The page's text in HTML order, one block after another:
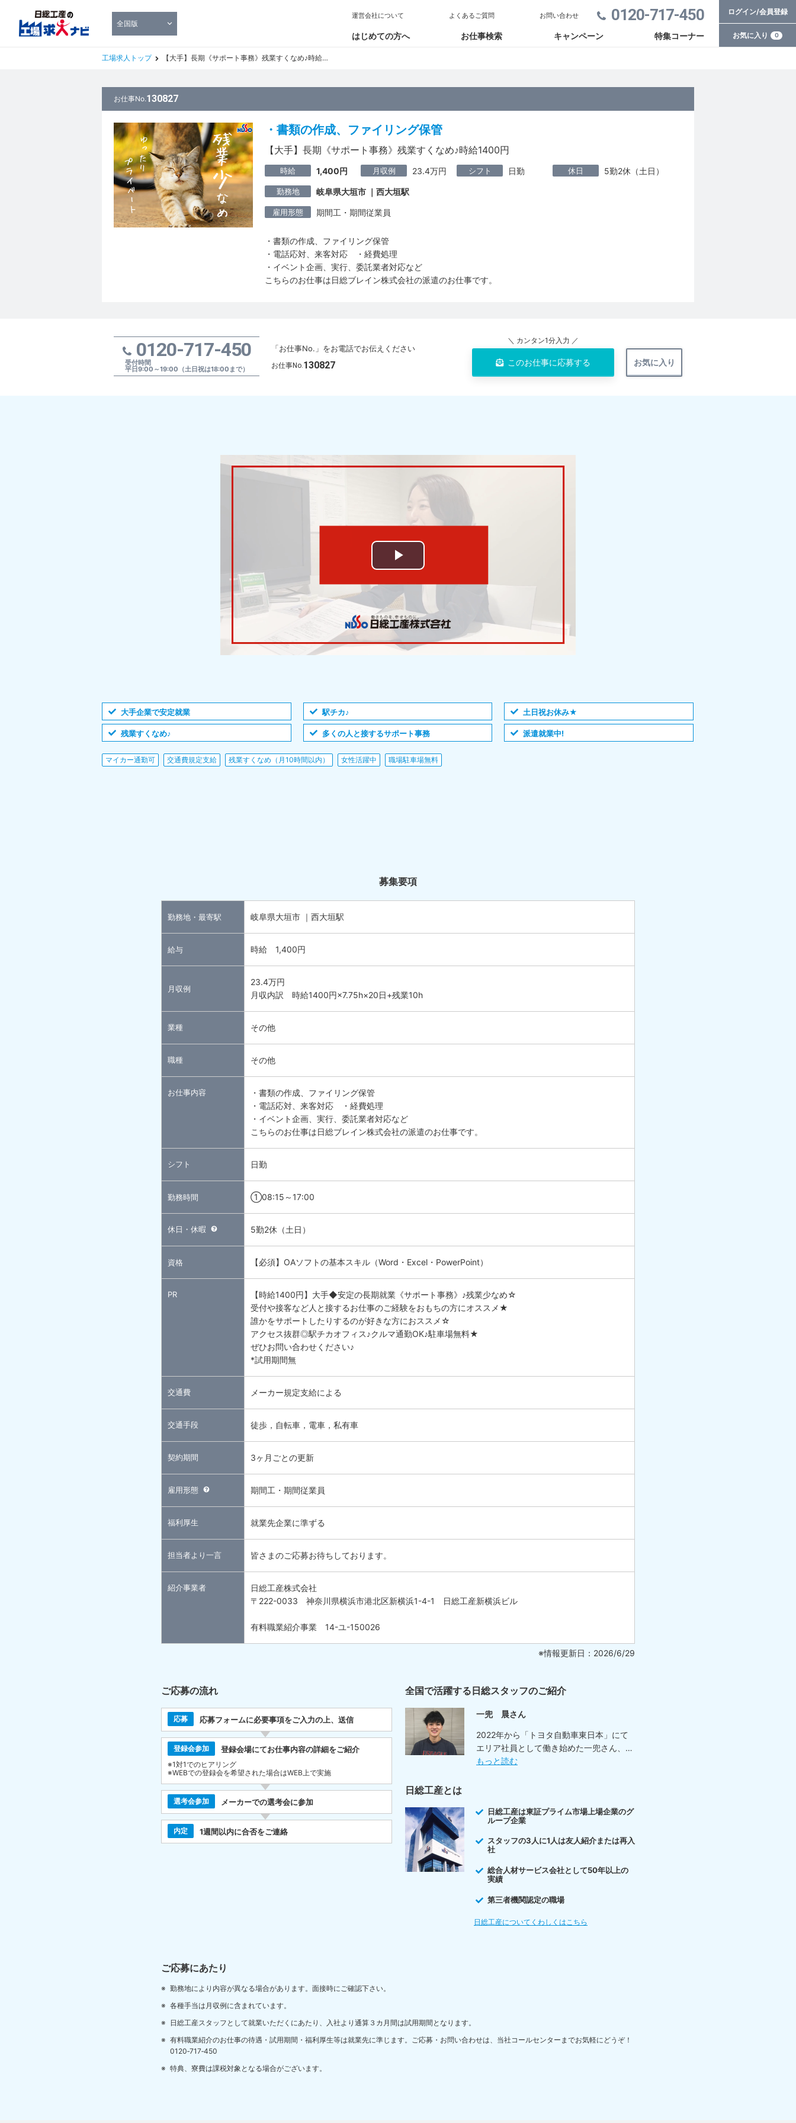
全国版 0120-717-450
はじめての方へ お仕事検索 キャンペーン 特集コーナー
運営会社について よくあるご質問 お問い合わせ ログイン/会員登録
お気に入り 0
工場求人トップ 【大手】長期《サポート事務》残業すくなめ♪時給1400円
お仕事No.130827
・書類の作成、ファイリング保管
【大手】長期《サポート事務》残業すくなめ♪時給1400円
時給 1,400円 月収例 23.4万円 シフト 日勤 休日 5勤2休（土日）
勤務地 岐阜県大垣市 ｜西大垣駅
雇用形態 期間工・期間従業員
・書類の作成、ファイリング保管
・電話応対、来客対応 ・経費処理
・イベント企画、実行、委託業者対応など
こちらのお仕事は日総ブレイン株式会社の派遣のお仕事です。
0120-717-450
受付時間
平日9:00～19:00（土日祝は18:00まで）
「お仕事No.」をお電話でお伝えください
お仕事No. 130827
＼ カンタン1分入力 ／
このお仕事に応募する お気に入り
大手企業で安定就業 駅チカ♪ 土日祝お休み★
残業すくなめ♪ 多くの人と接するサポート事務 派遣就業中!
マイカー通勤可 交通費規定支給 残業すくなめ（月10時間以内） 女性活躍中 職場駐車場無料
募集要項
勤務地・最寄駅 岐阜県大垣市 ｜西大垣駅
給与 時給 1,400円
月収例
23.4万円
月収内訳 時給1400円×7.75h×20日+残業10h
業種 その他
職種 その他
お仕事内容
・書類の作成、ファイリング保管
・電話応対、来客対応 ・経費処理
・イベント企画、実行、委託業者対応など
こちらのお仕事は日総ブレイン株式会社の派遣のお仕事です。
シフト 日勤
勤務時間 ①08:15～17:00
休日・休暇 5勤2休（土日）
資格 【必須】OAソフトの基本スキル（Word・Excel・PowerPoint）
PR
【時給1400円】大手◆安定の長期就業《サポート事務》♪残業少なめ☆
受付や接客など人と接するお仕事のご経験をおもちの方にオススメ★
誰かをサポートしたりするのが好きな方におススメ☆
アクセス抜群◎駅チカオフィス♪クルマ通勤OK♪駐車場無料★
ぜひお問い合わせください♪
*試用期間無
交通費 メーカー規定支給による
交通手段 徒歩，自転車，電車，私有車
契約期間 3ヶ月ごとの更新
雇用形態 期間工・期間従業員
福利厚生 就業先企業に準ずる
担当者より一言 皆さまのご応募お待ちしております。
紹介事業者
日総工産株式会社
〒222-0033 神奈川県横浜市港北区新横浜1-4-1 日総工産新横浜ビル
有料職業紹介事業 14-ユ-150026
※情報更新日：2026/6/29
ご応募の流れ
応募 応募フォームに必要事項をご入力の上、送信
登録会参加 登録会場にてお仕事内容の詳細をご紹介
※1対1でのヒアリング
※WEBでの登録会を希望された場合はWEB上で実施
選考会参加 メーカーでの選考会に参加
内定 1週間以内に合否をご連絡
全国で活躍する日総スタッフのご紹介
一兜 晨さん
2022年から「トヨタ自動車東日本」にて
エリア社員として働き始めた一兜さん、
もっと読む
日総工産とは
日総工産は東証プライム市場上場企業のグ
ループ企業
スタッフの3人に1人は友人紹介または再入
社
総合人材サービス会社として50年以上の
実績
第三者機関認定の職場
日総工産についてくわしくはこちら
ご応募にあたり
勤務地により内容が異なる場合があります。面接時にご確認下さい。
各種手当は月収例に含まれています。
日総工産スタッフとして就業いただくにあたり、入社より通算３カ月間は試用期間となります。
有料職業紹介のお仕事の待遇・試用期間・福利厚生等は就業先に準じます。ご応募・お問い合わせは、当社コールセンターまでお気軽にどうぞ！
0120‐717‐450
特典、寮費は課税対象となる場合がございます。